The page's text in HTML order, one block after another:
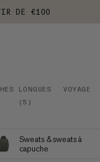
DE €100
LONGUES
VOYAGE
( 5 )
Sweats & sweats à
capuche